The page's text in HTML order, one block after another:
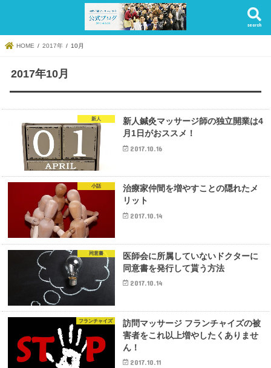
search
HOME 2017年 10月
2017年10月
新人
新人鍼灸マッサージ師の独立開業は4
月1日がおススメ！
2017.10.16
小話
治療家仲間を増やすことの隠れたメ
リット
2017.10.14
同意書
医師会に所属していないドクターに
同意書を発行して貰う方法
2017.10.14
フランチャイズ
訪問マッサージ フランチャイズの被
害者をこれ以上増やしたくありませ
ん！
2017.10.11